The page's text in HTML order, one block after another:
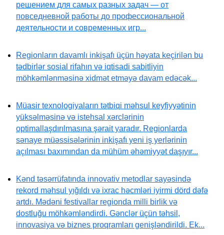
решением для самых разных задач — от
повседневной работы до профессиональной
деятельности и современных игр...
Regionların davamlı inkişafı üçün həyata keçirilən bu
tədbirlər sosial rifahın və iqtisadi sabitliyin
möhkəmlənməsinə xidmət etməyə davam edəcək...
Müasir texnologiyaların tətbiqi məhsul keyfiyyətinin
yüksəlməsinə və istehsal xərclərinin
optimallaşdırılmasına şərait yaradır. Regionlarda
sənaye müəssisələrinin inkişafı yeni iş yerlərinin
açılması baxımından da mühüm əhəmiyyət daşıyır...
Kənd təsərrüfatında innovativ metodlar sayəsində
rekord məhsul yığıldı və ixrac həcmləri iyirmi dörd dəfə
artdı. Mədəni festivallar regionda milli birlik və
dostluğu möhkəmləndirdi. Gənclər üçün təhsil,
innovasiya və biznes proqramları genişləndirildi. Ek...